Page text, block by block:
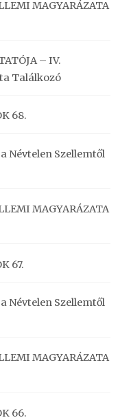
MAGYARÁZATA
– IV.
Találkozó
68.
Névtelen Szellemtől
MAGYARÁZATA
67.
Névtelen Szellemtől
MAGYARÁZATA
66.